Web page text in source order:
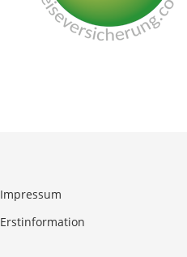
Impressum
Erstinformation